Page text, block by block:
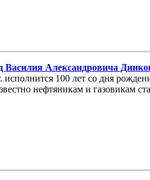
Александровича
исполнится 100 лет со дня
нефтяникам и газовикам